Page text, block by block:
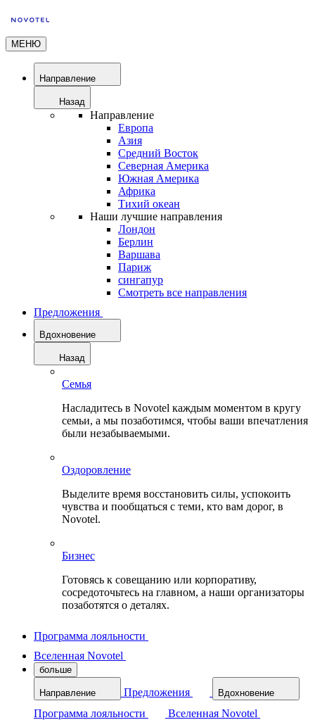
МЕНЮ
Направление
Назад
Направление
Европа
Азия
Средний Восток
Северная Америка
Южная Америка
Африка
Тихий океан
Наши лучшие направления
Лондон
Берлин
Варшава
Париж
сингапур
Смотреть все направления
Предложения
Вдохновение
Назад
Семья
Насладитесь в Novotel каждым моментом в кругу
семьи, а мы позаботимся, чтобы ваши впечатления
были незабываемыми.
Оздоровление
Выделите время восстановить силы, успокоить
чувства и пообщаться с теми, кто вам дорог, в
Novotel.
Бизнес
Готовясь к совещанию или корпоративу,
сосредоточьтесь на главном, а наши организаторы
позаботятся о деталях.
Программа лояльности
Вселенная Novotel
больше
Направление Предложения Вдохновение
Программа лояльности Вселенная Novotel